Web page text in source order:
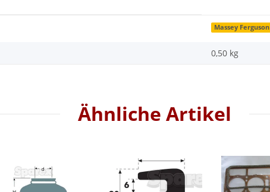
Massey Ferguson
0,50 kg
Ähnliche Artikel